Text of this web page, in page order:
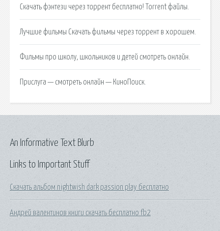
Скачать фэнтези через торрент бесплатно! Torrent файлы.
Лучшие фильмы Скачать фильмы через торрент в хорошем.
Фильмы про школу, школьников и детей смотреть онлайн.
Прислуга — смотреть онлайн — КиноПоиск.
Links to Important Stuff
Скачать альбом nightwish dark passion play бесплатно
Андрей валентинов книги скачать бесплатно fb2
An Informative Text Blurb